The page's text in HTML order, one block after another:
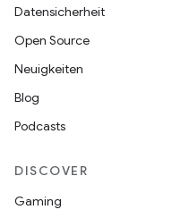
Datensicherheit
Open Source
Neuigkeiten
Blog
Podcasts
DISCOVER
Gaming